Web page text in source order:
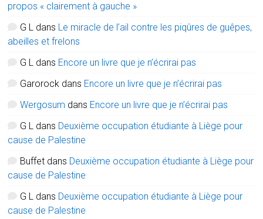
propos « clairement à gauche »
G L dans Le miracle de l’ail contre les piqûres de guêpes,
abeilles et frelons
G L dans Encore un livre que je n’écrirai pas
Garorock dans Encore un livre que je n’écrirai pas
Wergosum dans Encore un livre que je n’écrirai pas
G L dans Deuxième occupation étudiante à Liège pour
cause de Palestine
Buffet dans Deuxième occupation étudiante à Liège pour
cause de Palestine
G L dans Deuxième occupation étudiante à Liège pour
cause de Palestine